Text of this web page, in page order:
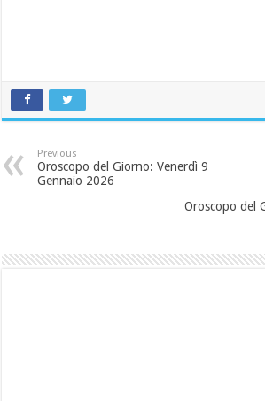
Previous
Oroscopo del Giorno: Venerdì 9
Gennaio 2026
Oroscopo del